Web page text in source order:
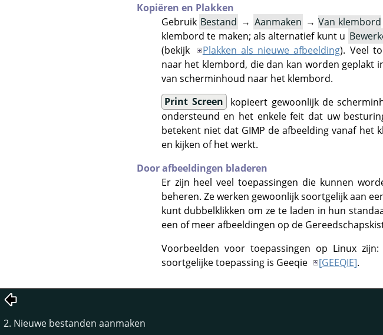
Kopiëren en Plakken
Gebruik Bestand → Aanmaken → Van klembord
klembord te maken; als alternatief kunt u
(bekijk
Plakken als nieuwe afbeelding). Veel
naar het klembord, die dan kan worden geplakt
van scherminhoud naar het klembord.
Print Screen
kopieert gewoonlijk de
ondersteund en het enkele feit dat uw
betekent niet dat GIMP de afbeelding vanaf het
en kijken of het werkt.
Door afbeeldingen bladeren
Er zijn heel veel toepassingen die kunnen
beheren. Ze werken gewoonlijk soortgelijk aan
kunt dubbelklikken om ze te laden in hun
een of meer afbeeldingen op de
Voorbeelden voor toepassingen op Linux zijn:
soortgelijke toepassing is Geeqie
[GEEQIE].
2. Nieuwe bestanden aanmaken